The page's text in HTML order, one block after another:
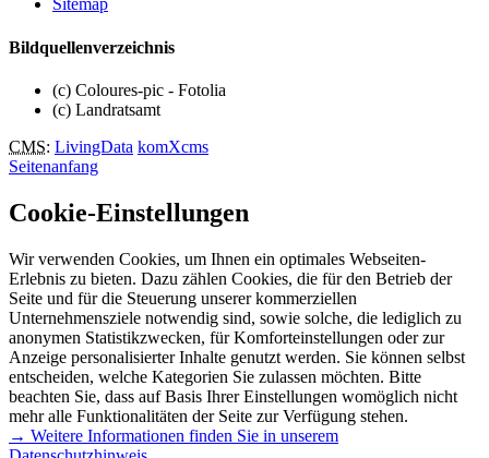
Sitemap
Bildquellenverzeichnis
(c) Coloures-pic - Fotolia
(c) Landratsamt
CMS: LivingData komXcms
Seitenanfang
Cookie-Einstellungen
Wir verwenden Cookies, um Ihnen ein optimales Webseiten-
Erlebnis zu bieten. Dazu zählen Cookies, die für den Betrieb der
Seite und für die Steuerung unserer kommerziellen
Unternehmensziele notwendig sind, sowie solche, die lediglich zu
anonymen Statistikzwecken, für Komforteinstellungen oder zur
Anzeige personalisierter Inhalte genutzt werden. Sie können selbst
entscheiden, welche Kategorien Sie zulassen möchten. Bitte
beachten Sie, dass auf Basis Ihrer Einstellungen womöglich nicht
mehr alle Funktionalitäten der Seite zur Verfügung stehen.
→ Weitere Informationen finden Sie in unserem